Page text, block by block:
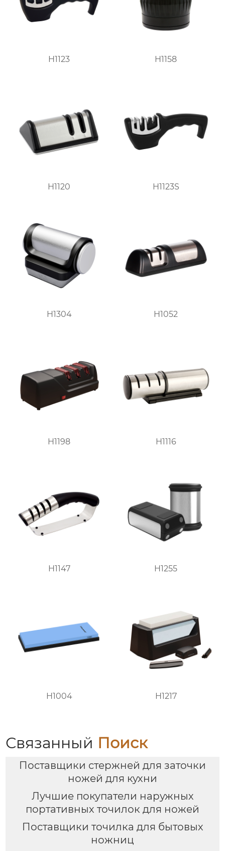
H1123 H1158
H1120 H1123S
H1304 H1052
H1198 H1116
H1147 H1255
H1004 H1217
Связанный Поиск
Поставщики стержней для заточки
ножей для кухни
Лучшие покупатели наружных
портативных точилок для ножей
Поставщики точилка для бытовых
ножниц